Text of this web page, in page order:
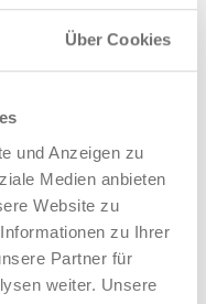
Über Cookies
und Anzeigen zu
Medien anbieten
Website zu
zu Ihrer
Partner für
weiter. Unsere
522